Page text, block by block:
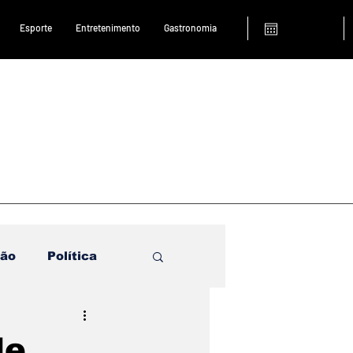
Esporte Entretenimento Gastronomia
Política